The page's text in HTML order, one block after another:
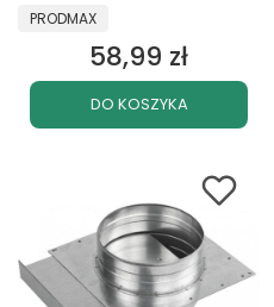
PRODUCENT
PRODMAX
Cena
58,99 zł
DO KOSZYKA